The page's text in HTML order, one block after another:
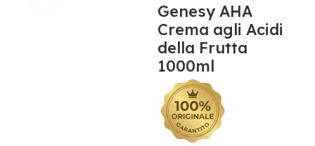
Genesy AHA
Crema agli Acidi
della Frutta
1000ml